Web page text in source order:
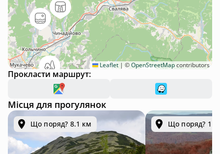
Leaflet | ©OpenStreetMapcontributors
Прокласти маршрут:
Місця для прогулянок
Що поряд? 8.1 км Що поряд?